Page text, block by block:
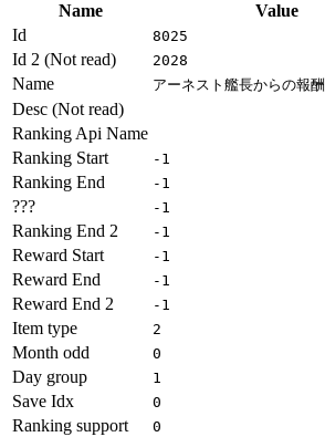
Name
Value
Id
8025
Id 2 (Not read) 2028
Name アーネスト艦長からの報酬
Desc (Not read)
Ranking Api Name
Ranking Start
-1
Ranking End -1
??? -1
Ranking End 2 -1
Reward Start -1
Reward End -1
Reward End 2 -1
Item type 2
Month odd 0
Day group 1
Save Idx 0
Ranking support 0